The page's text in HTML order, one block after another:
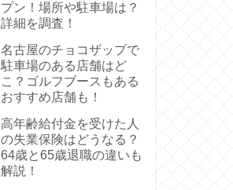
プン！場所や駐車場は？
詳細を調査！
名古屋のチョコザップで
駐車場のある店舗はど
こ？ゴルフブースもある
おすすめ店舗も！
高年齢給付金を受けた人
の失業保険はどうなる？
64歳と65歳退職の違いも
解説！